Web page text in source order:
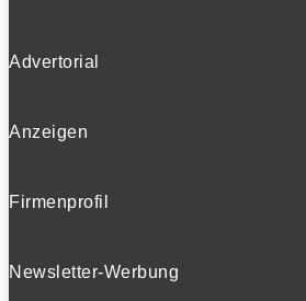
Advertorial
Anzeigen
Firmenprofil
Newsletter-Werbung